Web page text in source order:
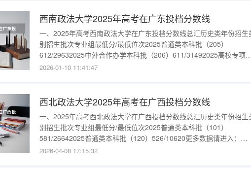
西南政法大学2025年高考在广东投档分数线
一、2025年高考西南政法大学在广东投档分数线总汇历史类年份招生
别招生批次专业组最低分/最低位次2025普通类本科批（205）
612/29632025中外合作办学本科批（206）611/31492025高校专项
划本科提前批（706）611/31362025非军检、面试本科提前批（106
2026-01-10 11:41:47
西北政法大学2025年高考在广西投档分数线
一、2025年高考西北政法大学在广西投档分数线总汇历史类年份招生
别招生批次专业组最低分/最低位次2025普通类本科批（101）
581/26642025普通类本科批（120）526/10620更多数据请进入：
{$cate_url}
2026-04-08 17:15:32